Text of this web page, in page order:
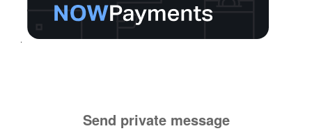
Send private message